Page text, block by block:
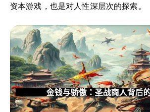
资本游戏，也是对人性深层次的探索。